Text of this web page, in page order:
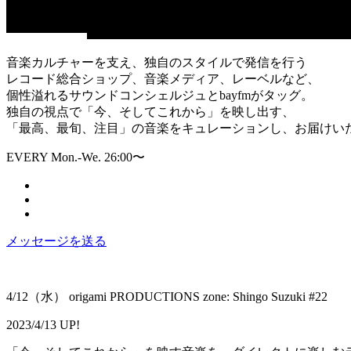
音楽カルチャーを支え、独自のスタイルで発信を行う
レコード総合ショップ、音楽メディア、レーベルなど、
個性溢れるサウンドコンシェルジュとbayfmがタッグ。
独自の視点で「今、そしてこれから」を映し出す、
「最高、最旬、注目」の音楽をキュレーションし、お届けい
EVERY Mon.-We. 26:00〜
メッセージを送る
4/12（水） origami PRODUCTIONS zone: Shingo Suzuki #22
2023/4/13 UP!